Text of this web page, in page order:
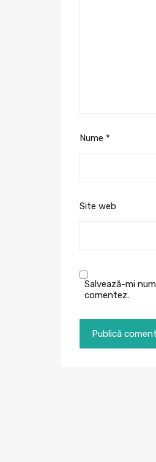
Nume *
Site web
Salvează-mi
comentez.